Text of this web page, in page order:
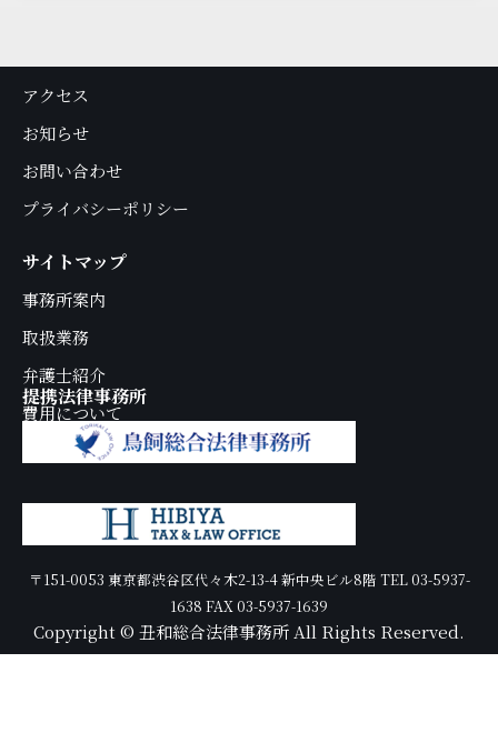
アクセス
お知らせ
お問い合わせ
プライバシーポリシー
サイトマップ
事務所案内
取扱業務
弁護士紹介
費用について
提携法律事務所
〒151-0053 東京都渋谷区代々木2-13-4 新中央ビル8階 TEL 03-5937-
1638 FAX 03-5937-1639
Copyright © 丑和総合法律事務所 All Rights Reserved.